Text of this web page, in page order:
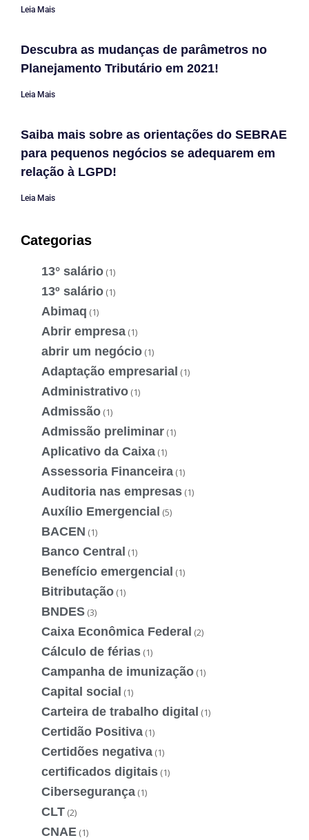
Leia Mais
Descubra as mudanças de parâmetros no
Planejamento Tributário em 2021!
Leia Mais
Saiba mais sobre as orientações do SEBRAE
para pequenos negócios se adequarem em
relação à LGPD!
Leia Mais
Categorias
13° salário (1)
13º salário (1)
Abimaq (1)
Abrir empresa (1)
abrir um negócio (1)
Adaptação empresarial (1)
Administrativo (1)
Admissão (1)
Admissão preliminar (1)
Aplicativo da Caixa (1)
Assessoria Financeira (1)
Auditoria nas empresas (1)
Auxílio Emergencial (5)
BACEN (1)
Banco Central (1)
Benefício emergencial (1)
Bitributação (1)
BNDES (3)
Caixa Econômica Federal (2)
Cálculo de férias (1)
Campanha de imunização (1)
Capital social (1)
Carteira de trabalho digital (1)
Certidão Positiva (1)
Certidões negativa (1)
certificados digitais (1)
Cibersegurança (1)
CLT (2)
CNAE (1)